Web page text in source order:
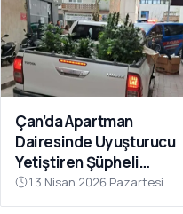
Çan’da Apartman
Dairesinde Uyuşturucu
Yetiştiren Şüpheli
Yakalandı
13 Nisan 2026 Pazartesi